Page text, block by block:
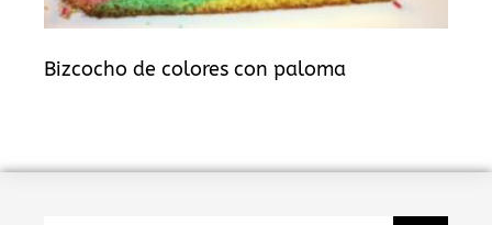
Bizcocho de colores con paloma